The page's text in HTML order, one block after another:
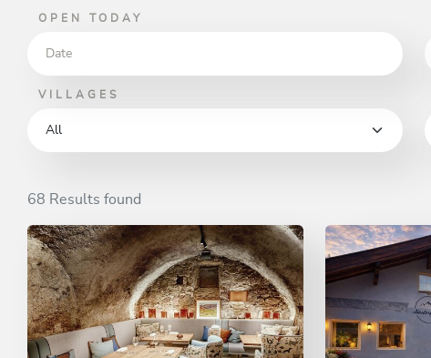
OPEN TODAY
VILLAGES
68 Results found